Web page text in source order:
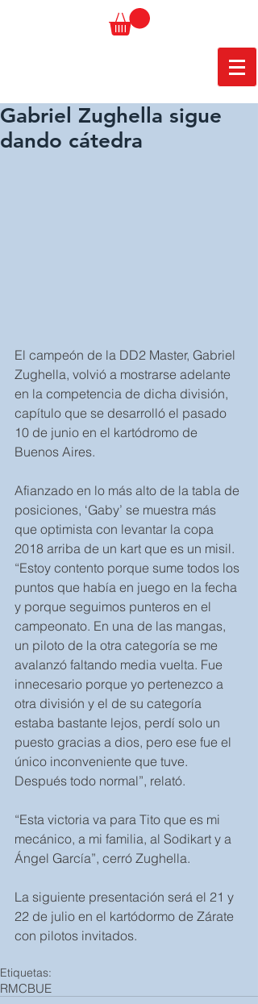
Gabriel Zughella sigue
dando cátedra
El campeón de la DD2 Master, Gabriel
Zughella, volvió a mostrarse adelante
en la competencia de dicha división,
capítulo que se desarrolló el pasado
10 de junio en el kartódromo de
Buenos Aires.
Afianzado en lo más alto de la tabla de
posiciones, ‘Gaby’ se muestra más
que optimista con levantar la copa
2018 arriba de un kart que es un misil.
“Estoy contento porque sume todos los
puntos que había en juego en la fecha
y porque seguimos punteros en el
campeonato. En una de las mangas,
un piloto de la otra categoría se me
avalanzó faltando media vuelta. Fue
innecesario porque yo pertenezco a
otra división y el de su categoría
estaba bastante lejos, perdí solo un
puesto gracias a dios, pero ese fue el
único inconveniente que tuve.
Después todo normal”, relató.
“Esta victoria va para Tito que es mi
mecánico, a mi familia, al Sodikart y a
Ángel García”, cerró Zughella.
La siguiente presentación será el 21 y
22 de julio en el kartódormo de Zárate
con pilotos invitados.
Etiquetas:
RMCBUE